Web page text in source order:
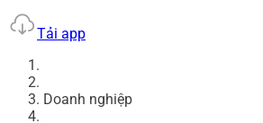
Tải app
Doanh nghiệp